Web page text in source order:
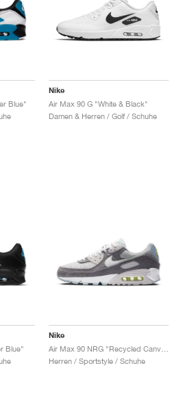
Blue"
Nike
Air Max 90 G "White & Black"
Damen & Herren / Golf / Schuhe
Blue"
Nike
Herren / Sportstyle / Schuhe